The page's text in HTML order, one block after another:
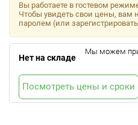
Вы работаете в гостевом
Чтобы увидеть свои цены, вам
паролем (или
Нет на складе
Мы можем
Посмотреть цены и сроки